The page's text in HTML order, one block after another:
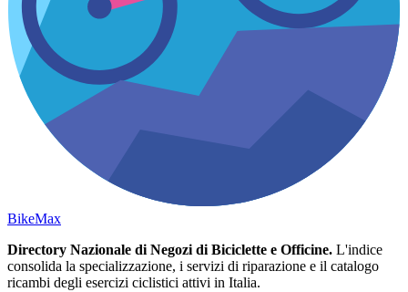
BikeMax
Directory Nazionale di Negozi di Biciclette e Officine. L'indice
consolida la specializzazione, i servizi di riparazione e il catalogo
ricambi degli esercizi ciclistici attivi in Italia.